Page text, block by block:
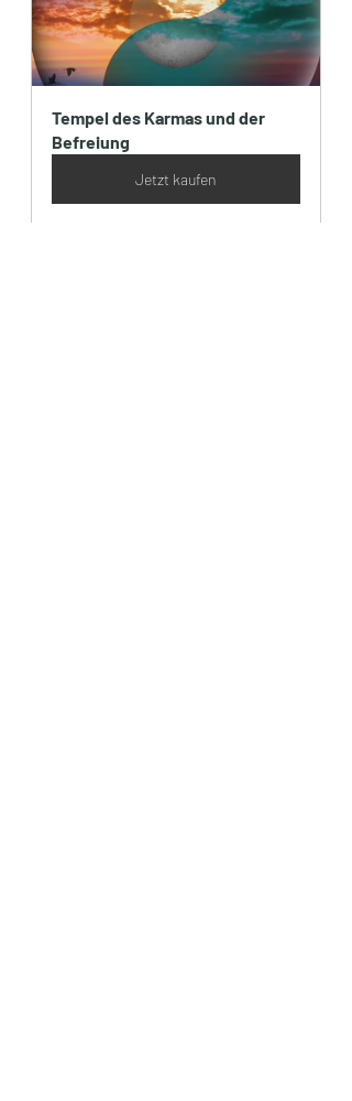
Tempel des Karmas und der
Befreiung
Jetzt kaufen